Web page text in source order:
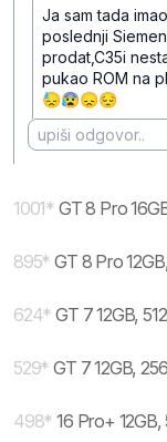
Ja sam tada
poslednji
prodat,C35i
pukao ROM na
😓😰😞😔
1001* GT 8 Pro
895* GT 8 Pro
624* GT 7 12GB,
529* GT 7 12GB,
498* 16 Pro+ 12GB,